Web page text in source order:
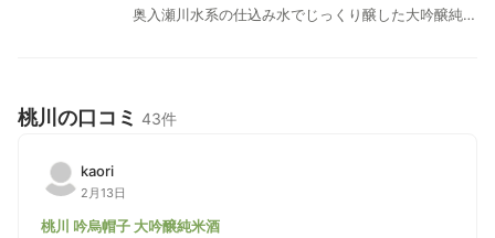
奥入瀬川水系の仕込み水でじっくり醸した大吟醸純米
桃川の口コミ 43件
kaori
2月13日
桃川 吟烏帽子 大吟醸純米酒